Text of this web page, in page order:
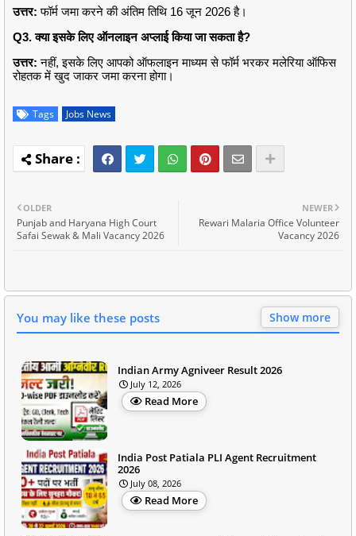
उत्तर: फॉर्म जमा करने की अंतिम तिथि 16 जून 2026 है।
Q3. क्या इसके लिए ऑनलाइन अप्लाई किया जा सकता है?
उत्तर: नहीं, इसके लिए आपको ऑफलाइन माध्यम से फॉर्म भरकर मलेरिया ऑफिस
रोहतक में खुद जाकर जमा करना होगा।
Tags Jobs News
NEWER
Rewari Malaria Office Volunteer
Vacancy 2026
OLDER
Punjab and Haryana High Court
Safai Sewak & Mali Vacancy 2026
You may like these posts Show more
Indian Army Agniveer Result 2026
July 12, 2026
Read More
India Post Patiala PLI Agent Recruitment
2026
July 08, 2026
Read More